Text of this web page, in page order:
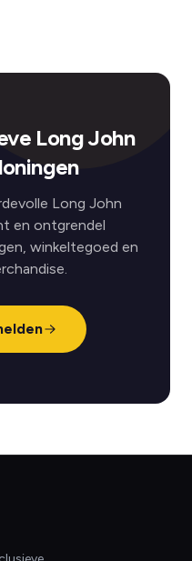
Long John
Long John
en ontgrendel
winkeltegoed en